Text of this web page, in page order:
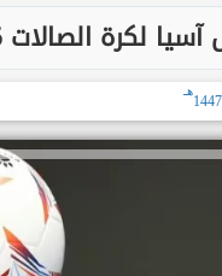
2026: الطريق نحو المجد الآسيوي
هـ